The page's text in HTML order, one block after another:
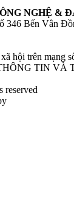
NGHỆ &
346 Bến Vân
hội trên mạng
TIN VÀ